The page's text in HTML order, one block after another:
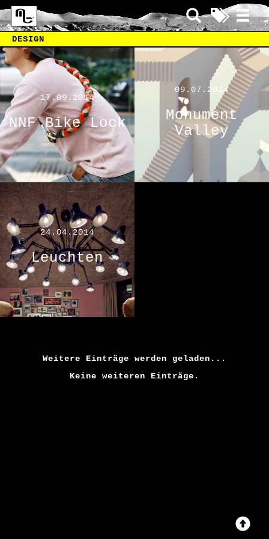
DESIGN
17.09.2014
NNF Bike Lock
09.07.2014
Monument
Valley
24.04.2014
Leuchten
Weitere Einträge werden geladen...
Keine weiteren Einträge.